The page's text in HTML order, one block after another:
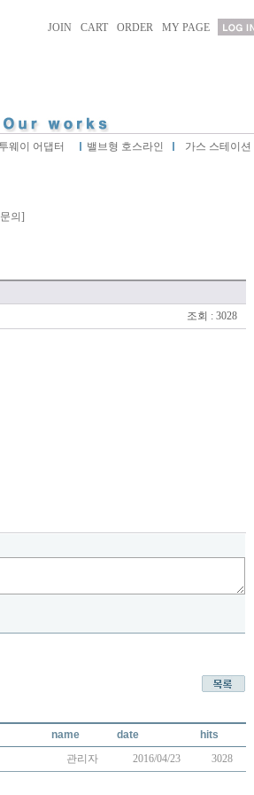
JOIN CART ORDER MY PAGE
투웨이 어댑터 밸브형 호스라인 가스 스테이션
의]
조회 : 3028
name date
hits
관리자 2016/04/23 3028